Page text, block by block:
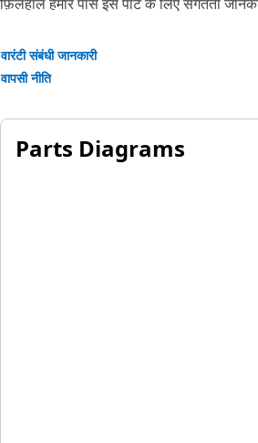
वारंटी संबंधी जानकारी
वापसी नीति
Parts Diagrams